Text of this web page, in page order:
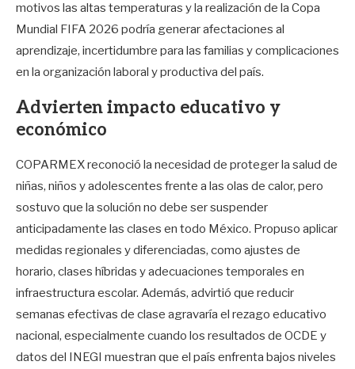
motivos las altas temperaturas y la realización de la Copa
Mundial FIFA 2026 podría generar afectaciones al
aprendizaje, incertidumbre para las familias y complicaciones
en la organización laboral y productiva del país.
Advierten impacto educativo y
económico
COPARMEX reconoció la necesidad de proteger la salud de
niñas, niños y adolescentes frente a las olas de calor, pero
sostuvo que la solución no debe ser suspender
anticipadamente las clases en todo México. Propuso aplicar
medidas regionales y diferenciadas, como ajustes de
horario, clases híbridas y adecuaciones temporales en
infraestructura escolar. Además, advirtió que reducir
semanas efectivas de clase agravaría el rezago educativo
nacional, especialmente cuando los resultados de OCDE y
datos del INEGI muestran que el país enfrenta bajos niveles